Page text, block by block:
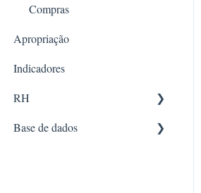
Compras
Apropriação
Indicadores
RH
Documentos
Base de dados